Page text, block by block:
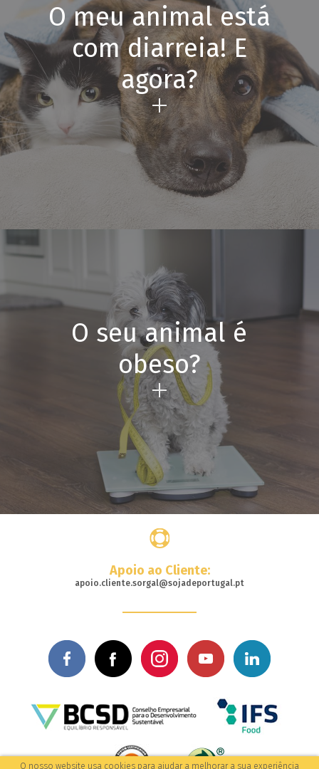
O meu animal está
com diarreia! E
agora?
O seu animal é
obeso?
Apoio ao Cliente:
apoio.cliente.sorgal@sojadeportugal.pt
O nosso website usa cookies para ajudar a melhorar a sua experiência